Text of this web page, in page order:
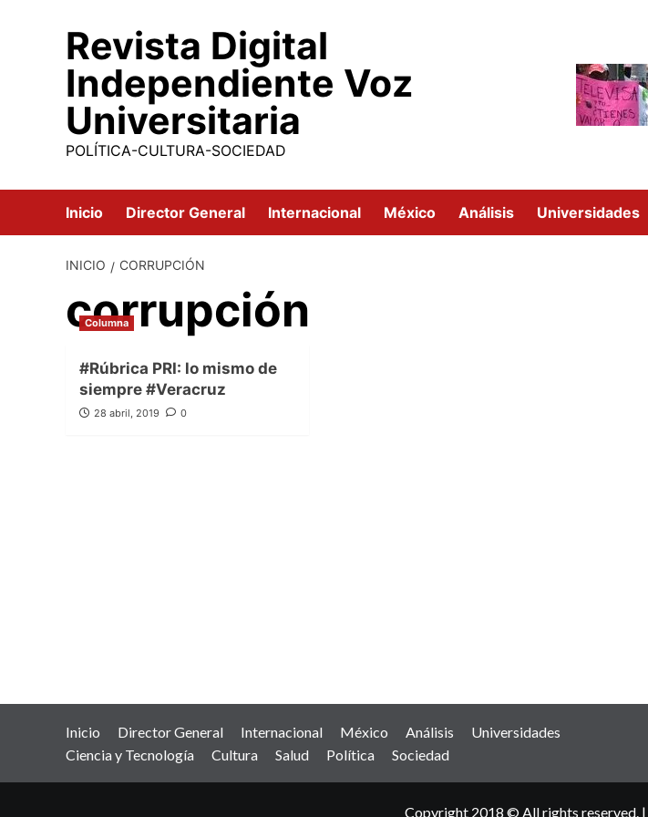
Revista Digital
Independiente Voz
Universitaria
POLÍTICA-CULTURA-SOCIEDAD
Inicio Director General Internacional México Análisis Universidades
INICIO CORRUPCIÓN
corrupción
Columna
#Rúbrica PRI: lo mismo de
siempre #Veracruz
28 abril, 2019 0
Inicio Director General Internacional México Análisis
Universidades
Ciencia y Tecnología
Cultura Salud Política Sociedad
Copyright 2018 © All rights reserved. |